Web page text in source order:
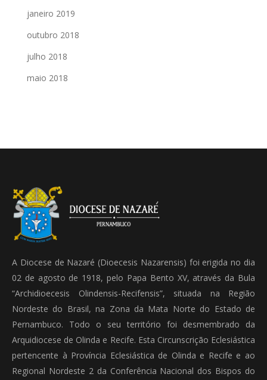
janeiro 2019
outubro 2018
julho 2018
maio 2018
A Diocese de Nazaré (Dioecesis Nazarensis) foi erigida no dia
02 de agosto de 1918, pelo Papa Bento XV, através da Bula
“Archidioecesis Olindensis-Recifensis”, situada na Região
Nordeste do Brasil, na Zona da Mata Norte do Estado de
Pernambuco. Todo o seu território foi desmembrado da
Arquidiocese de Olinda e Recife. Esta Circunscrição Eclesiástica
pertencente à Província Eclesiástica de Olinda e Recife e ao
Regional Nordeste 2 da Conferência Nacional dos Bispos do